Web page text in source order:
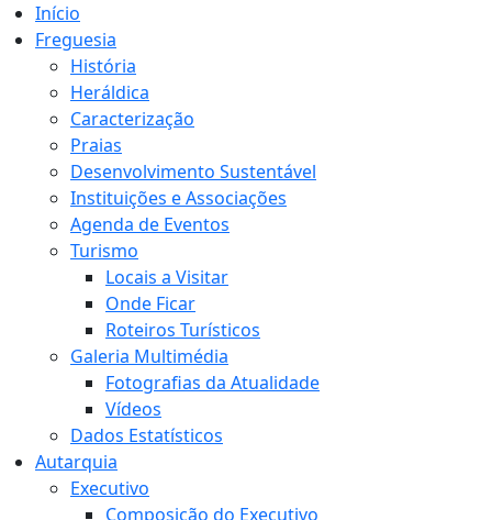
Início
Freguesia
História
Heráldica
Caracterização
Praias
Desenvolvimento Sustentável
Instituições e Associações
Agenda de Eventos
Turismo
Locais a Visitar
Onde Ficar
Roteiros Turísticos
Galeria Multimédia
Fotografias da Atualidade
Vídeos
Dados Estatísticos
Autarquia
Executivo
Composição do Executivo